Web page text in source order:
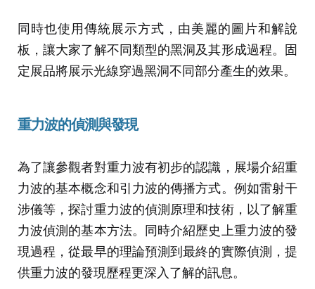
同時也使用傳統展示方式，由美麗的圖片和解說
板，讓大家了解不同類型的黑洞及其形成過程。固
定展品將展示光線穿過黑洞不同部分產生的效果。
重力波的偵測與發現
為了讓參觀者對重力波有初步的認識，展場介紹重
力波的基本概念和引力波的傳播方式。例如雷射干
涉儀等，探討重力波的偵測原理和技術，以了解重
力波偵測的基本方法。同時介紹歷史上重力波的發
現過程，從最早的理論預測到最終的實際偵測，提
供重力波的發現歷程更深入了解的訊息。